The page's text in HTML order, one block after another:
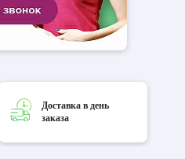
Доставка в день
заказа